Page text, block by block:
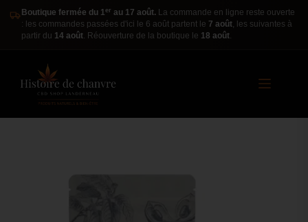
Boutique fermée du 1er au 17 août. La commande en ligne reste ouverte
: les commandes passées d'ici le 6 août partent le 7 août, les suivantes à
partir du 14 août. Réouverture de la boutique le 18 août.